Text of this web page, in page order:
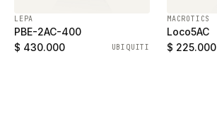
LEPA
PBE-2AC-400
$ 430.000
UBIQUITI
MACROTICS
Loco5AC
$ 225.000